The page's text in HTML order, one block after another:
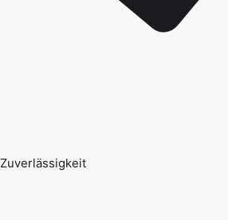
Zuverlässigkeit